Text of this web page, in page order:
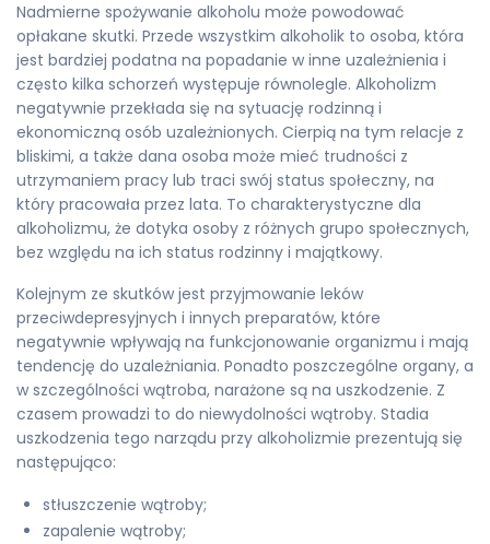
Nadmierne spożywanie alkoholu może powodować
opłakane skutki. Przede wszystkim alkoholik to osoba, która
jest bardziej podatna na popadanie w inne uzależnienia i
często kilka schorzeń występuje równolegle. Alkoholizm
negatywnie przekłada się na sytuację rodzinną i
ekonomiczną osób uzależnionych. Cierpią na tym relacje z
bliskimi, a także dana osoba może mieć trudności z
utrzymaniem pracy lub traci swój status społeczny, na
który pracowała przez lata. To charakterystyczne dla
alkoholizmu, że dotyka osoby z różnych grupo społecznych,
bez względu na ich status rodzinny i majątkowy.
Kolejnym ze skutków jest przyjmowanie leków
przeciwdepresyjnych i innych preparatów, które
negatywnie wpływają na funkcjonowanie organizmu i mają
tendencję do uzależniania. Ponadto poszczególne organy, a
w szczególności wątroba, narażone są na uszkodzenie. Z
czasem prowadzi to do niewydolności wątroby. Stadia
uszkodzenia tego narządu przy alkoholizmie prezentują się
następująco:
stłuszczenie wątroby;
zapalenie wątroby;